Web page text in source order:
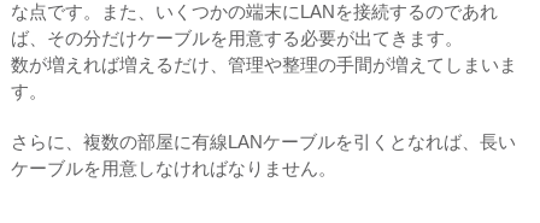
な点です。また、いくつかの端末にLANを接続するのであれ
ば、その分だけケーブルを用意する必要が出てきます。
数が増えれば増えるだけ、管理や整理の手間が増えてしまいま
す。
さらに、複数の部屋に有線LANケーブルを引くとなれば、長い
ケーブルを用意しなければなりません。